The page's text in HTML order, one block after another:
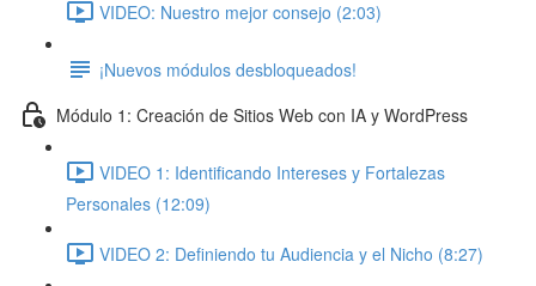
VIDEO: Nuestro mejor consejo (2:03)
¡Nuevos módulos desbloqueados!
Módulo 1: Creación de Sitios Web con IA y WordPress
VIDEO 1: Identificando Intereses y Fortalezas
Personales (12:09)
VIDEO 2: Definiendo tu Audiencia y el Nicho (8:27)